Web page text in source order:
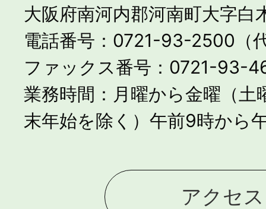
大阪府南河内郡河南町大字白
電話番号：0721-93-2500（
ファックス番号：0721-93-
業務時間：月曜から金曜（土
末年始を除く）午前9時から
アクセス